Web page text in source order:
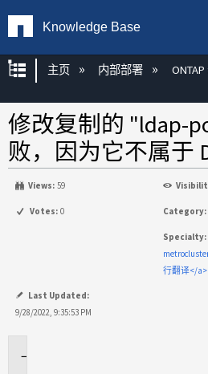
Knowledge Base
扩展/隐缩全局层次
主页 内部部署 ONTAP
修改复制的 "ldap-
败，因为它不属于
Views: 59
Votes: 0 Category:
Specialty:
行翻译</a>
Last Updated:
9/28/2022, 9:35:53 PM